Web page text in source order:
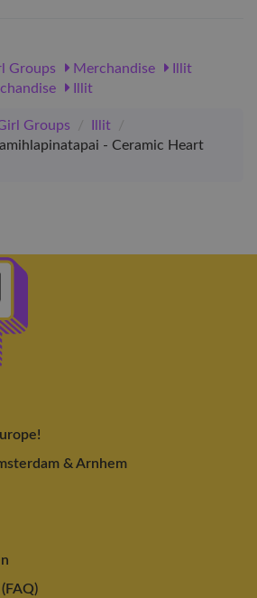
Groups Merchandise
Illit
Illit
Groups / Illit
/
- Ceramic Heart
& Arnhem